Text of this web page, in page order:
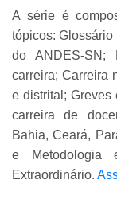
A série é
tópicos:
do ANDES-SN;
carreira; Carreira
e distrital; Greves
carreira de
Bahia, Ceará,
e Metodologia
Extraordinário.